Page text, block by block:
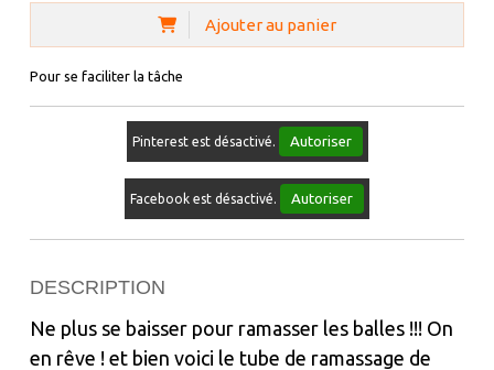
Ajouter au panier
Pour se faciliter la tâche
Pinterest est désactivé. Autoriser
Facebook est désactivé. Autoriser
DESCRIPTION
Ne plus se baisser pour ramasser les balles !!! On
en rêve ! et bien voici le tube de ramassage de